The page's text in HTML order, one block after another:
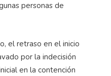
personas de
el retraso en el inicio
por la indecisión
en la contención